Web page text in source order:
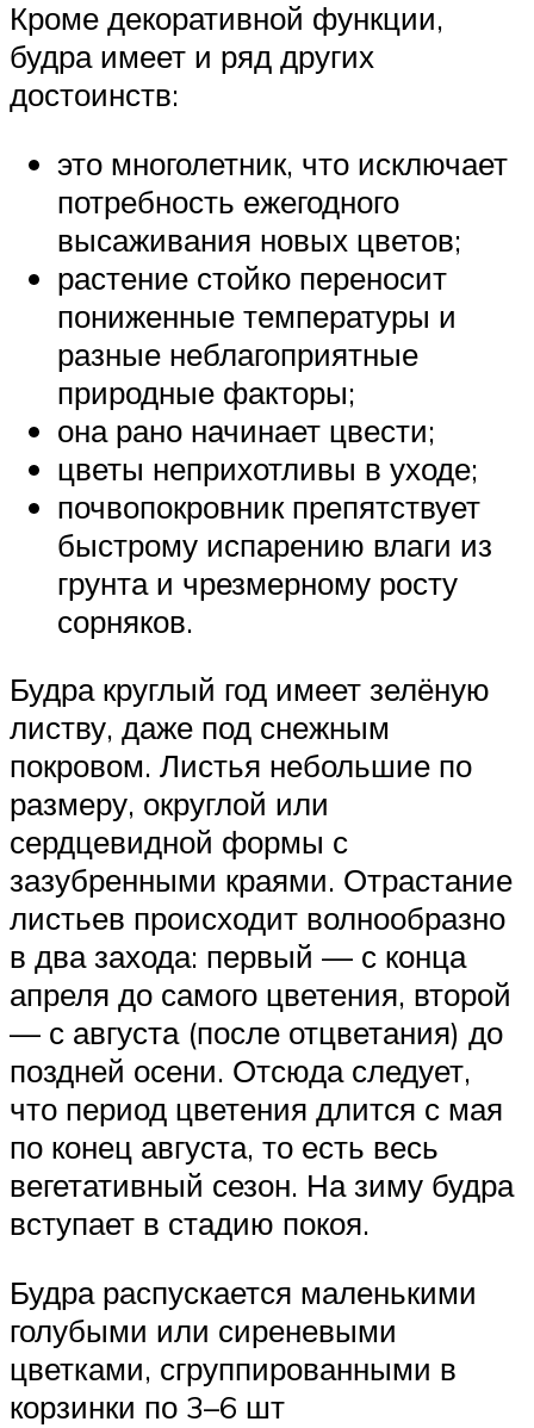
Кроме декоративной функции,
будра имеет и ряд других
достоинств:
это многолетник, что исключает
потребность ежегодного
высаживания новых цветов;
растение стойко переносит
пониженные температуры и
разные неблагоприятные
природные факторы;
она рано начинает цвести;
цветы неприхотливы в уходе;
почвопокровник препятствует
быстрому испарению влаги из
грунта и чрезмерному росту
сорняков.
Будра круглый год имеет зелёную
листву, даже под снежным
покровом. Листья небольшие по
размеру, округлой или
сердцевидной формы с
зазубренными краями. Отрастание
листьев происходит волнообразно
в два захода: первый — с конца
апреля до самого цветения, второй
— с августа (после отцветания) до
поздней осени. Отсюда следует,
что период цветения длится с мая
по конец августа, то есть весь
вегетативный сезон. На зиму будра
вступает в стадию покоя.
Будра распускается маленькими
голубыми или сиреневыми
цветками, сгруппированными в
корзинки по 3–6 шт